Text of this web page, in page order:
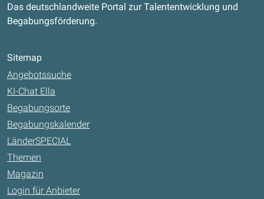
Das deutschlandweite Portal zur Talententwicklung und
Begabungsförderung.
Sitemap
Angebotssuche
KI-Chat Ella
Begabungsorte
Begabungskalender
LänderSPECIAL
Themen
Magazin
Login für Anbieter